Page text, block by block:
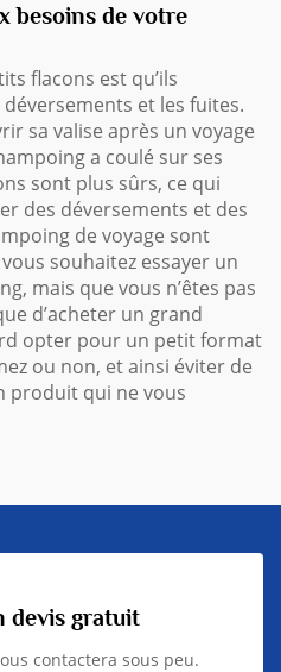
besoins de votre
flacons est qu’ils
et les fuites.
sa valise après un voyage
a coulé sur ses
sont plus sûrs, ce qui
des déversements et des
de voyage sont
souhaitez essayer un
mais que vous n’êtes pas
d’acheter un grand
opter pour un petit format
ou non, et ainsi éviter de
produit qui ne vous
devis gratuit
contactera sous peu.